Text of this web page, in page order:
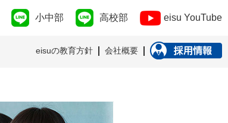
小中部 高校部 eisu YouTube
eisuの教育方針 会社概要